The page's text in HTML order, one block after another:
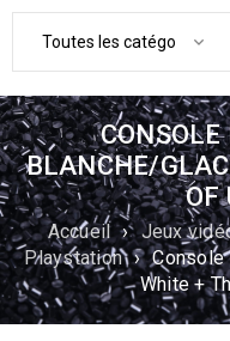
BLANCHE/
OF
Accueil › Jeux
Playstation › Console
White +